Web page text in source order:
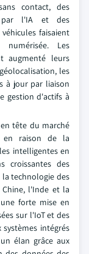
contact, des
par l'IA et des
faisaient
Les
augmenté leurs
les
à jour par liaison
gestion d'actifs à
tête du marché
en raison de la
intelligentes en
croissantes des
technologie des
Chine, l'Inde et la
forte mise en
sur l'IoT et des
intégrés
élan grâce aux